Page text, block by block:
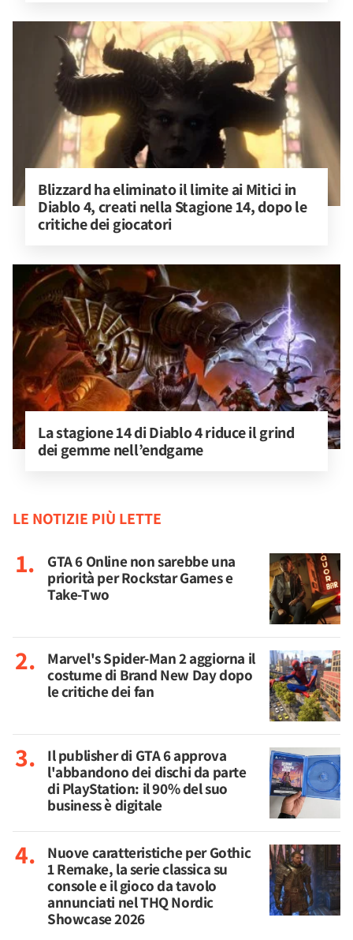
Blizzard ha eliminato il limite ai Mitici in
Diablo 4, creati nella Stagione 14, dopo le
critiche dei giocatori
La stagione 14 di Diablo 4 riduce il grind
dei gemme nell’endgame
LE NOTIZIE PIÙ LETTE
GTA 6 Online non sarebbe una
priorità per Rockstar Games e
Take-Two
Marvel's Spider-Man 2 aggiorna il
costume di Brand New Day dopo
le critiche dei fan
Il publisher di GTA 6 approva
l'abbandono dei dischi da parte
di PlayStation: il 90% del suo
business è digitale
Nuove caratteristiche per Gothic
1 Remake, la serie classica su
console e il gioco da tavolo
annunciati nel THQ Nordic
Showcase 2026